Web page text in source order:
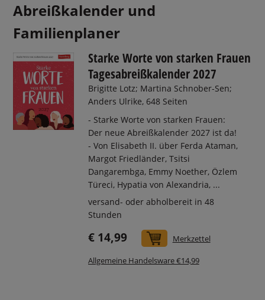
Abreißkalender und
Familienplaner
Starke Worte von starken Frauen
Tagesabreißkalender 2027
Brigitte Lotz; Martina Schnober-Sen;
Anders Ulrike, 648 Seiten
- Starke Worte von starken Frauen:
Der neue Abreißkalender 2027 ist da!
- Von Elisabeth II. über Ferda Ataman,
Margot Friedländer, Tsitsi
Dangarembga, Emmy Noether, Özlem
Türeci, Hypatia von Alexandria, ...
versand- oder abholbereit in 48
Stunden
€ 14,99 In den Warenkorb
Merkzettel
Allgemeine Handelsware €14,99